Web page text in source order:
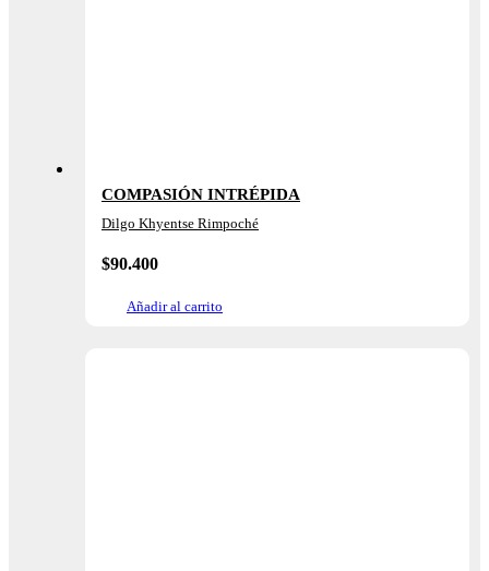
COMPASIÓN INTRÉPIDA
Dilgo Khyentse Rimpoché
$90.400
Añadir al carrito